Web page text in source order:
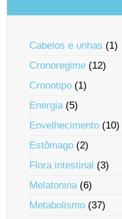
Cabelos e unhas (1)
Cronoregime (12)
Cronotipo (1)
Energia(5)
Envelhecimento (10)
Estômago (2)
Flora intestinal (3)
Melatonina(6)
Metabolismo (37)